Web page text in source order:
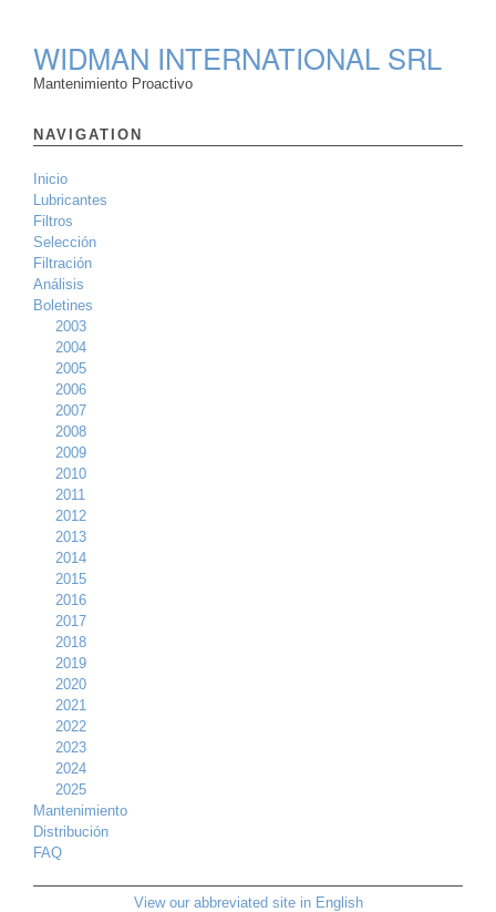
WIDMAN INTERNATIONAL SRL
Mantenimiento Proactivo
NAVIGATION
Inicio
Lubricantes
Filtros
Selección
Filtración
Análisis
Boletines
2003
2004
2005
2006
2007
2008
2009
2010
2011
2012
2013
2014
2015
2016
2017
2018
2019
2020
2021
2022
2023
2024
2025
Mantenimiento
Distribución
FAQ
View our abbreviated site in English